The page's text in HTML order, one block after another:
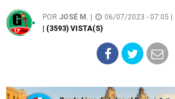
POR JOSÉ M. 06/07/2023 - 07:05 |
| (3593) VISTA(S)